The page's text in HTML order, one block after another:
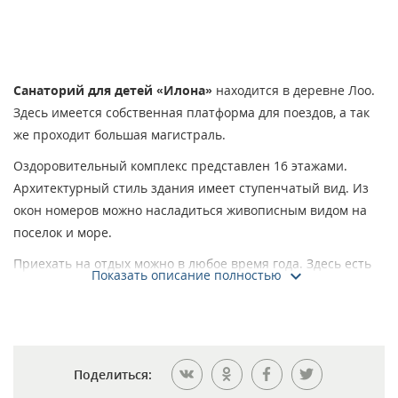
Санаторий для детей «Илона» находится в деревне Лоо.
Здесь имеется собственная платформа для поездов, а так
же проходит большая магистраль.
Оздоровительный комплекс представлен 16 этажами.
Архитектурный стиль здания имеет ступенчатый вид. Из
окон номеров можно насладиться живописным видом на
поселок и море.
Приехать на отдых можно в любое время года. Здесь есть
Питание детей организовано по высшему разряду. К
Показать описание полностью
Поделиться: